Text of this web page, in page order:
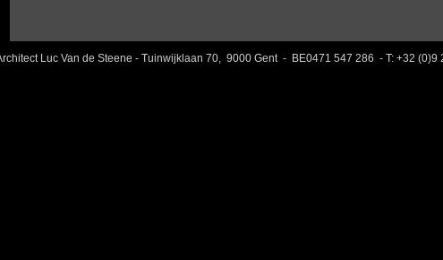
Luc Van de Steene - Tuinwijklaan 70, 9000 Gent - BE0471 547 286 - T: +32 (0)9